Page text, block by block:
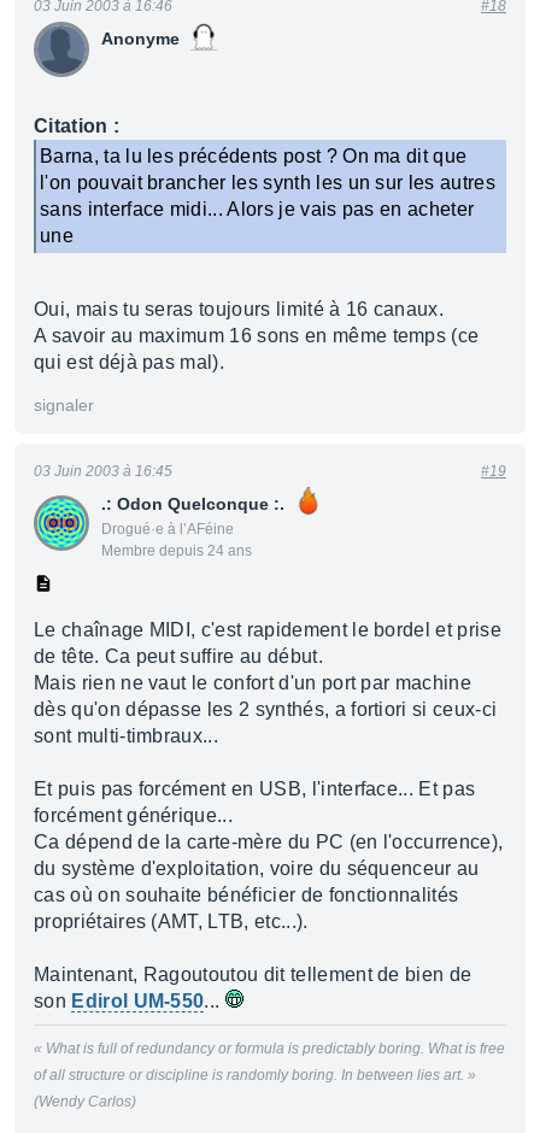
Anonyme
03 Juin 2003 à 16:46 #18
Citation :
Barna, ta lu les précédents post ? On ma dit que
l'on pouvait brancher les synth les un sur les autres
sans interface midi... Alors je vais pas en acheter
une
Oui, mais tu seras toujours limité à 16 canaux.
A savoir au maximum 16 sons en même temps (ce
qui est déjà pas mal).
signaler
.: Odon Quelconque :.
Drogué·e à l’AFéine
Membre depuis 24 ans
03 Juin 2003 à 16:45 #19
Le chaînage MIDI, c'est rapidement le bordel et prise
de tête. Ca peut suffire au début.
Mais rien ne vaut le confort d'un port par machine
dès qu'on dépasse les 2 synthés, a fortiori si ceux-ci
sont multi-timbraux...
Et puis pas forcément en USB, l'interface... Et pas
forcément générique...
Ca dépend de la carte-mère du PC (en l'occurrence),
du système d'exploitation, voire du séquenceur au
cas où on souhaite bénéficier de fonctionnalités
propriétaires (AMT, LTB, etc...).
Maintenant, Ragoutoutou dit tellement de bien de
son Edirol UM-550...
« What is full of redundancy or formula is predictably boring. What is free
of all structure or discipline is randomly boring. In between lies art. »
(Wendy Carlos)